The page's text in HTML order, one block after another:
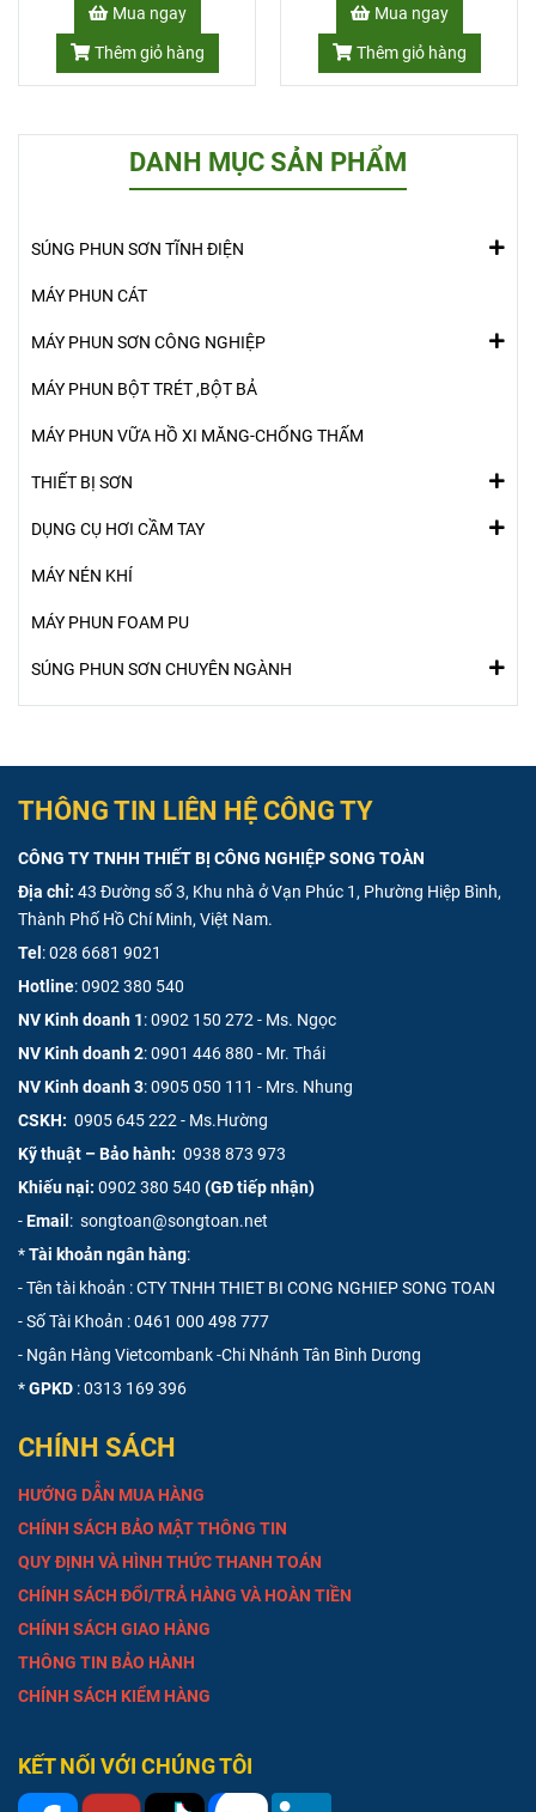
Mua ngay
Thêm giỏ hàng
Mua ngay
Thêm giỏ hàng
DANH MỤC SẢN PHẨM
SÚNG PHUN SƠN TĨNH ĐIỆN
MÁY PHUN CÁT
MÁY PHUN SƠN CÔNG NGHIỆP
MÁY PHUN BỘT TRÉT ,BỘT BẢ
MÁY PHUN VỮA HỒ XI MĂNG-CHỐNG THẤM
THIẾT BỊ SƠN
DỤNG CỤ HƠI CẦM TAY
MÁY NÉN KHÍ
MÁY PHUN FOAM PU
SÚNG PHUN SƠN CHUYÊN NGÀNH
THÔNG TIN LIÊN HỆ CÔNG TY
CÔNG TY TNHH THIẾT BỊ CÔNG NGHIỆP SONG TOÀN
Địa chỉ: 43 Đường số 3, Khu nhà ở Vạn Phúc 1, Phường Hiệp Bình,
Thành Phố Hồ Chí Minh, Việt Nam.
Tel :028 6681 9021
Hotline:0902 380 540
NV Kinh doanh 1:0902 150 272 - Ms. Ngọc
NV Kinh doanh 2:0901 446 880 - Mr. Thái
NV Kinh doanh 3:0905 050 111 - Mrs. Nhung
CSKH: 0905 645 222 - Ms.Hường
Kỹ thuật – Bảo hành: 0938 873 973
Khiếu nại: 0902 380 540 (GĐ tiếp nhận)
-Email : songtoan@songtoan.net
*Tài khoản ngân hàng:
- Tên tài khoản : CTY TNHH THIET BI CONG NGHIEP SONG TOAN
- Số Tài Khoản :0461 000 498 777
- Ngân Hàng Vietcombank -Chi Nhánh Tân Bình Dương
*GPKD : 0313 169 396
CHÍNH SÁCH
HƯỚNG DẪN MUA HÀNG
CHÍNH SÁCH BẢO MẬT THÔNG TIN
QUY ĐỊNH VÀ HÌNH THỨC THANH TOÁN
CHÍNH SÁCH ĐỔI/TRẢ HÀNG VÀ HOÀN TIỀN
CHÍNH SÁCH GIAO HÀNG
THÔNG TIN BẢO HÀNH
CHÍNH SÁCH KIỂM HÀNG
KẾT NỐI VỚI CHÚNG TÔI